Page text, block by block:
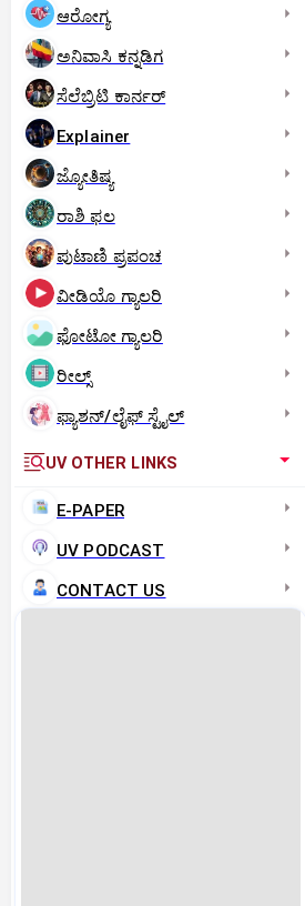
ಆರೋಗ್ಯ
ಅನಿವಾಸಿ ಕನ್ನಡಿಗ
ಸೆಲೆಬ್ರಿಟಿ ಕಾರ್ನರ್‌
Explainer
ಜ್ಯೋತಿಷ್ಯ
ರಾಶಿ ಫಲ
ಪುಟಾಣಿ ಪ್ರಪಂಚ
ವೀಡಿಯೊ ಗ್ಯಾಲರಿ
ಫೋಟೋ ಗ್ಯಾಲರಿ
ರೀಲ್ಸ್
ಫ್ಯಾಶನ್/ಲೈಫ್‌ ಸ್ಟೈಲ್
UV OTHER LINKS
E-PAPER
UV PODCAST
CONTACT US